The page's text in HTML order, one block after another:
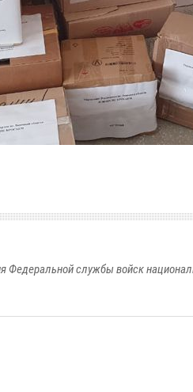
Федеральной службы войск